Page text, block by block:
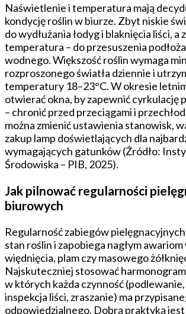
Naświetlenie i temperatura mają
kondycję roślin w biurze. Zbyt niskie
do wydłużania łodyg i blaknięcia liści, a
temperatura – do przesuszenia
wodnego. Większość roślin wymaga
rozproszonego światła dziennie i
temperatury 18–23°C. W okresie
otwierać okna, by zapewnić cyrkulację
– chronić przed przeciągami i
można zmienić ustawienia stanowisk,
zakup lamp doświetlających dla
wymagających gatunków (Źródło:
Środowiska – PIB, 2025).
Jak pilnować regularności
biurowych
Regularność zabiegów
stan roślin i zapobiega nagłym
więdnięcia, plam czy masowego
Najskuteczniej stosować
w których każda czynność
inspekcja liści, zraszanie) ma
odpowiedzialnego. Dobrą praktyką